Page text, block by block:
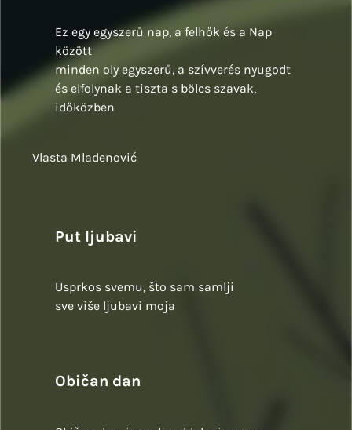
Ez egy egyszerű nap, a felhők és a Nap
között
minden oly egyszerű, a szívverés nyugodt
és elfolynak a tiszta s bölcs szavak,
időközben
Vlasta Mladenović
Put ljubavi
Usprkos svemu, što sam samlji
sve više ljubavi moja
Običan dan